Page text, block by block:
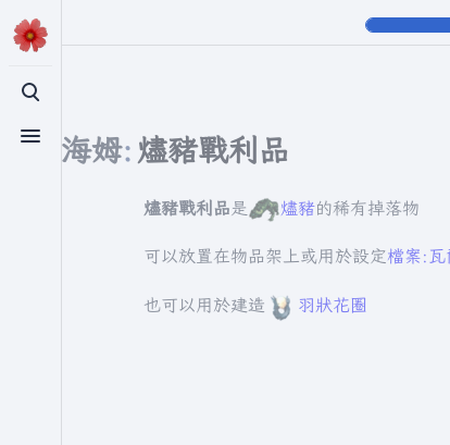
切換搜尋
切換選單
瓦爾海姆: 燼豬戰利品
燼豬戰利品是 燼豬的稀有掉落物
可以放置在物品架上或用於設定檔案:
也可以用於建造 羽狀花圈